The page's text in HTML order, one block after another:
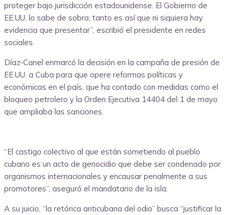
proteger bajo jurisdicción estadounidense. El Gobierno de
EE.UU. lo sabe de sobra, tanto es así que ni siquiera hay
evidencia que presentar”, escribió el presidente en redes
sociales.
Díaz-Canel enmarcó la decisión en la campaña de presión de
EE.UU. a Cuba para que opere reformas políticas y
económicas en el país, que ha contado con medidas como el
bloqueo petrolero y la Orden Ejecutiva 14404 del 1 de mayo
que ampliaba las sanciones.
“El castigo colectivo al que están sometiendo al pueblo
cubano es un acto de genocidio que debe ser condenado por
organismos internacionales y encausar penalmente a sus
promotores”, aseguró el mandatario de la isla.
A su juicio, “la retórica anticubana del odio” busca “justificar la